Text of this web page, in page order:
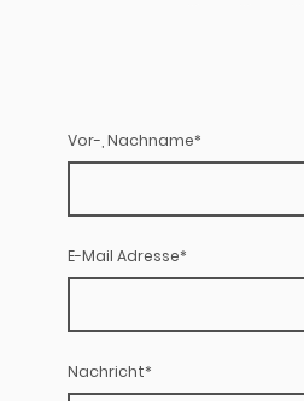
Vor-, Nachname*
E-Mail Adresse*
Nachricht*